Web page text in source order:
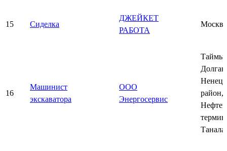
15 Сиделка
ДЖЕЙКЕТ
РАБОТА
Москва
16
Машинист
экскаватора
ООО
Энергосервис
район,